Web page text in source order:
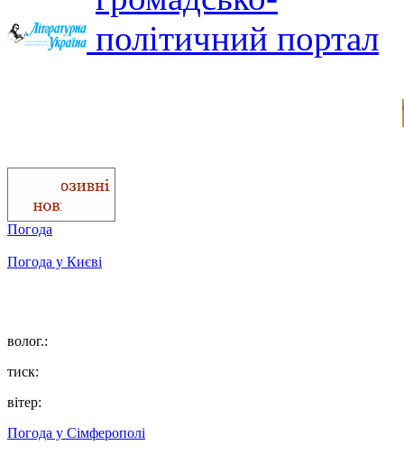
Погода
Погода у Києві
волог.:
тиск:
вітер:
Погода у Сімферополі